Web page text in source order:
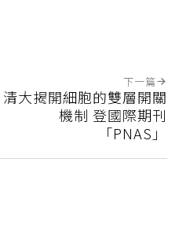
下一篇
清大揭開細胞的雙層開關
機制 登國際期刊
「PNAS」